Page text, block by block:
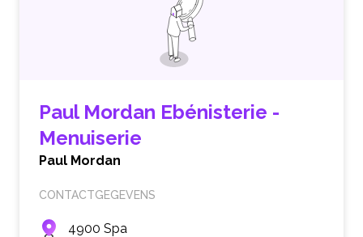
Paul Mordan Ebénisterie -
Menuiserie
Paul Mordan
CONTACTGEGEVENS
4900 Spa